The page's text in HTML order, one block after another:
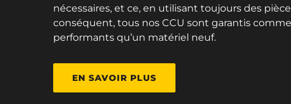
nécessaires, et ce, en utilisant toujours des
conséquent, tous nos CCU sont garantis
performants qu’un matériel neuf.
EN SAVOIR PLUS